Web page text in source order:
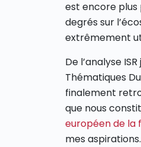
est encore plus
degrés sur
extrêmement
De l’analyse
Thématiques
finalement
que nous
européen de la
mes aspirations.